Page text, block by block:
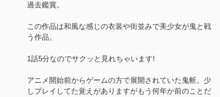
過去鑑賞。
この作品は和風な感じの衣装や街並みで美少女が鬼と戦
う作品。
1話5分なのでサクッと見れちゃいます!
アニメ開始前からゲームの方で展開されていた鬼斬。少
しプレイしてた覚えがありますがもう何年か前のことだ